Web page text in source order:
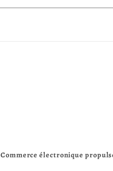
Commerce électronique